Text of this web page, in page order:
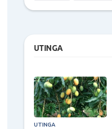
UTINGA
UTINGA